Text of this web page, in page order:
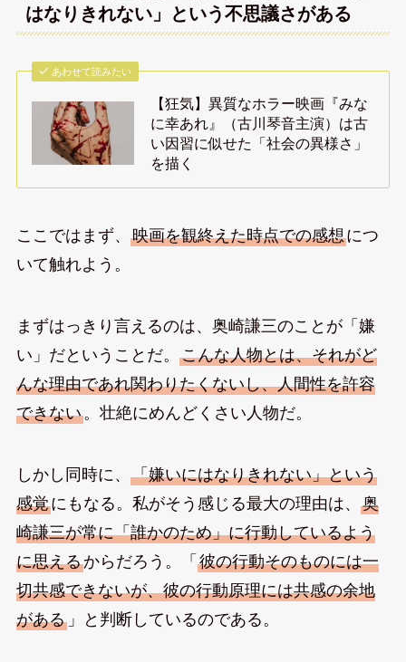
はなりきれない」という不思議さがある
あわせて読みたい
【狂気】異質なホラー映画『みな
に幸あれ』（古川琴音主演）は古
い因習に似せた「社会の異様さ」
を描く
ここではまず、 映画を観終えた時点での感想につ
いて触れよう。
まずはっきり言えるのは、奥崎謙三のことが「嫌
い」だということだ。 こんな人物とは、それがど
んな理由であれ関わりたくないし、人間性を許容
できない。壮絶にめんどくさい人物だ。
しかし同時に、 「嫌いにはなりきれない」という
感覚にもなる。私がそう感じる最大の理由は、 奥
崎謙三が常に「誰かのため」に行動しているよう
に思えるからだろう。「 彼の行動そのものには一
切共感できないが、彼の行動原理には共感の余地
がある」と判断しているのである。